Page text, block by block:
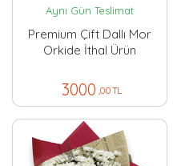
Aynı Gün Teslimat
Premium Çift Dallı Mor
Orkide İthal Ürün
3000 ,00 TL